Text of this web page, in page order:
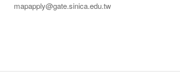
mapapply@gate.sinica.edu.tw